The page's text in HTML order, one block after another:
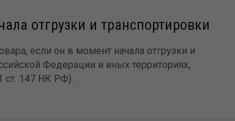
отгрузки и транспортировки
если он в момент начала отгрузки и
Федерации и иных территориях,
ст. 147 НК РФ).